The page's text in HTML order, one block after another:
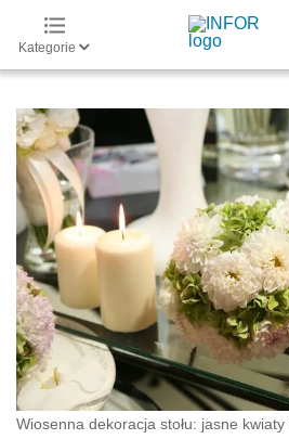
Kategorie
Wiosenna dekoracja stołu: jasne kwiaty